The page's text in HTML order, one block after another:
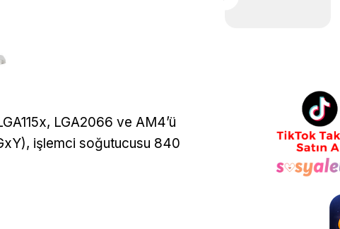
LGA2066 ve AM4’ü
işlemci soğutucusu 840